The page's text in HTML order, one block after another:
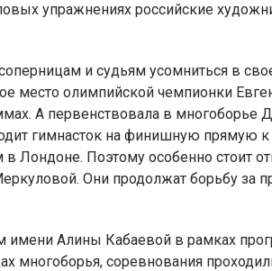
упражнениях российские
и судьям усомниться в
место олимпийской чемпионки
А первенствовала в многоборье
гимнасток на финишную прямую
Поэтому особенно стоит
Они продолжат борьбу за
имени Алины Кабаевой в рамках
многоборья, соревнования